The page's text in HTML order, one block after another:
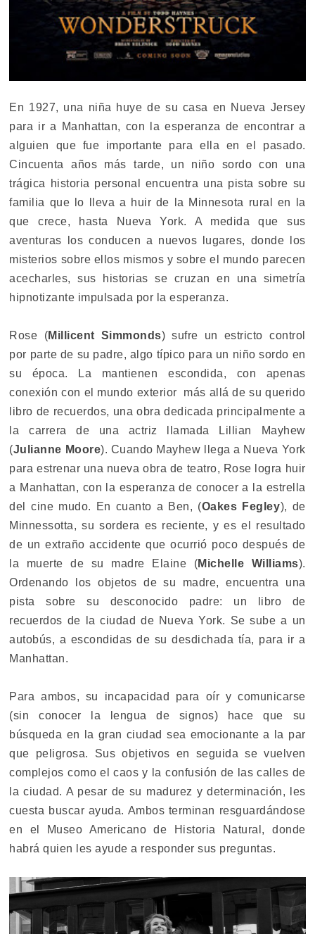
En 1927, una niña huye de su casa en Nueva Jersey
para ir a Manhattan, con la esperanza de encontrar a
alguien que fue importante para ella en el pasado.
Cincuenta años más tarde, un niño sordo con una
trágica historia personal encuentra una pista sobre su
familia que lo lleva a huir de la Minnesota rural en la
que crece, hasta Nueva York. A medida que sus
aventuras los conducen a nuevos lugares, donde los
misterios sobre ellos mismos y sobre el mundo parecen
acecharles, sus historias se cruzan en una simetría
hipnotizante impulsada por la esperanza.
Rose (Millicent Simmonds) sufre un estricto control
por parte de su padre, algo típico para un niño sordo en
su época. La mantienen escondida, con apenas
conexión con el mundo exterior más allá de su querido
libro de recuerdos, una obra dedicada principalmente a
la carrera de una actriz llamada Lillian Mayhew
(Julianne Moore). Cuando Mayhew llega a Nueva York
para estrenar una nueva obra de teatro, Rose logra huir
a Manhattan, con la esperanza de conocer a la estrella
del cine mudo. En cuanto a Ben, (Oakes Fegley), de
Minnessotta, su sordera es reciente, y es el resultado
de un extraño accidente que ocurrió poco después de
la muerte de su madre Elaine (Michelle Williams).
Ordenando los objetos de su madre, encuentra una
pista sobre su desconocido padre: un libro de
recuerdos de la ciudad de Nueva York. Se sube a un
autobús, a escondidas de su desdichada tía, para ir a
Manhattan.
Para ambos, su incapacidad para oír y comunicarse
(sin conocer la lengua de signos) hace que su
búsqueda en la gran ciudad sea emocionante a la par
que peligrosa. Sus objetivos en seguida se vuelven
complejos como el caos y la confusión de las calles de
la ciudad. A pesar de su madurez y determinación, les
cuesta buscar ayuda. Ambos terminan resguardándose
en el Museo Americano de Historia Natural, donde
habrá quien les ayude a responder sus preguntas.